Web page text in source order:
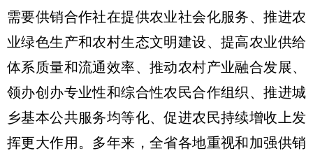
需要供销合作社在提供农业社会化服务、推进农
业绿色生产和农村生态文明建设、提高农业供给
体系质量和流通效率、推动农村产业融合发展、
领办创办专业性和综合性农民合作组织、推进城
乡基本公共服务均等化、促进农民持续增收上发
挥更大作用。多年来，全省各地重视和加强供销